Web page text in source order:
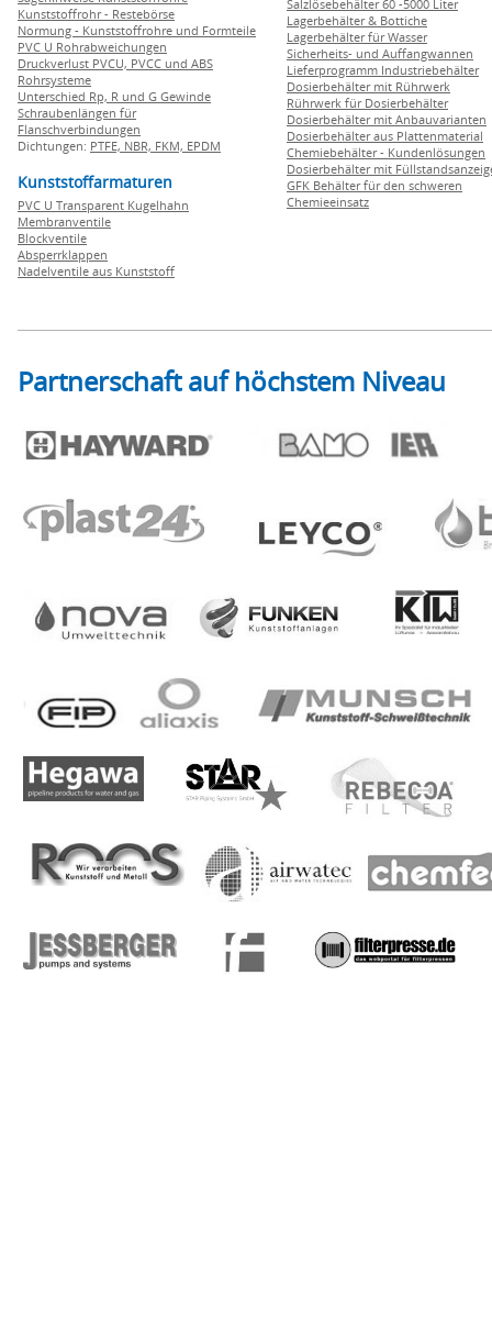
Kunststoffrohr - Restebörse
Normung - Kunststoffrohre und Formteile
PVC U Rohrabweichungen
Druckverlust PVCU, PVCC und ABS
Rohrsysteme
Unterschied Rp, R und G Gewinde
Schraubenlängen für
Flanschverbindungen
Dichtungen: PTFE, NBR, FKM, EPDM
Kunststoffarmaturen
PVC U Transparent Kugelhahn
Membranventile
Blockventile
Absperrklappen
Nadelventile aus Kunststoff
Salzlösebehälter 60 -5000 Liter
Lagerbehälter & Bottiche
Lagerbehälter für Wasser
Sicherheits- und Auffangwannen
Lieferprogramm Industriebehälter
Dosierbehälter mit Rührwerk
Rührwerk für Dosierbehälter
Dosierbehälter mit Anbauvarianten
Dosierbehälter aus Plattenmaterial
Chemiebehälter - Kundenlösungen
Dosierbehälter mit
GFK Behälter für den schweren
Chemieeinsatz
Partnerschaft auf höchstem Niveau